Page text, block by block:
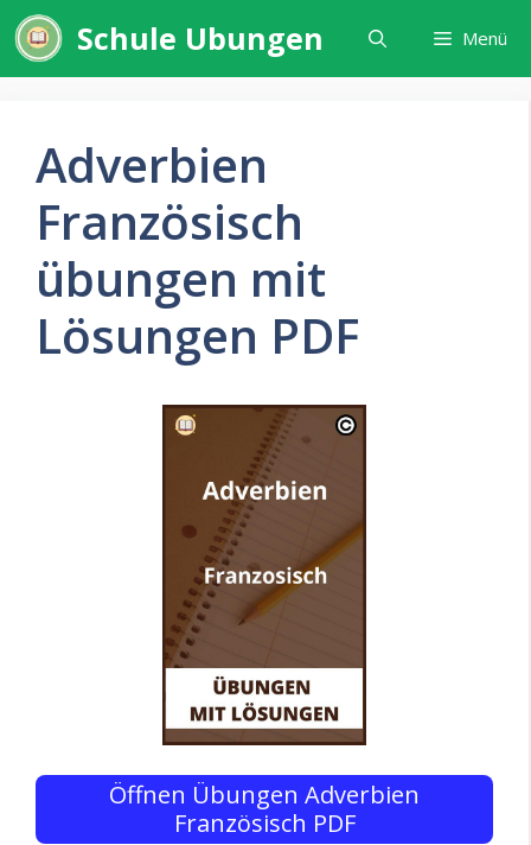
Zum
Inhalt
springen
Schule Ubungen Menü
Adverbien
Französisch
übungen mit
Lösungen PDF
Öffnen Übungen Adverbien
Französisch PDF